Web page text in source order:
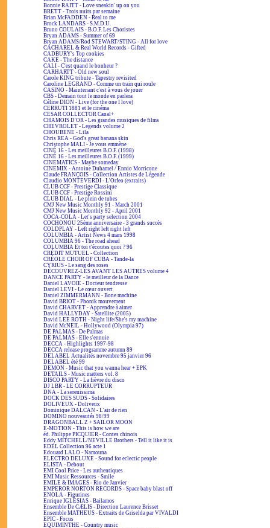
Bonnie RAITT - Love sneakin' up on you
BRETT - Trois nuits par semaine
Brian McFADDEN - Real to me
Brock LANDARS - S.M.D.U.
Bruno COULAIS - B.O.F. Les Choristes
Bryan ADAMS - Summer of 69
Bryan ADAMS/Rod STEWART/STING - All for love
CACHAREL & Real World Records - Gifted
CADBURY's Top cookies
CAKE - The distance
CALI - C'est quand le bonheur ?
CARHARTT - Old new soul
Carole KING tribute - Tapestry revisited
Caroline LEGRAND - Comme un train qui roule
CASINO - Maintenant c'est à vous de jouer
CBS - Demain tout le monde en parlera
Céline DION - Live (for the one I love)
CERRUTI 1881 et le cinéma
CESAR COLLECTOR Canal+
CHAMOIS D'OR - Les grandes musiques de films
CHEVROLET - Legends volume 2
CHOUBENE - Lila
Chris REA - God's great banana skin
Christophe MALI - Je vous emmène
CINÉ 16 - Les meilleures B.O.F. (1998)
CINÉ 16 - Les meilleures B.O.F. (1999)
CINEMATICS - Maybe someday
CINEMIX - Antoine Duhamel / Ennio Morricone
Claude FRANÇOIS - Collection Artistes de Légende
Claudio MONTEVERDI - L'Orfeo (extraits)
CLUB CCF - Prestige Classique
CLUB CCF - Prestige Rossini
CLUB DIAL - Le plein de tubes
CMJ New Music Monthly 91 - March 2001
CMJ New Music Monthly 92 - April 2001
COCA-COLA - Let's party selection 2004
COCHONOU 25ème anniversaire - 3 grands succès
COLDPLAY - Left right left right left
COLUMBIA - Artist News 4 mars 1998
COLUMBIA 96 - The road ahead
COLUMBIA Et toi t'écoutes quoi ? 96
CRÉDIT MUTUEL - Collection
CRÉOLE CHOIR OF CUBA - Tande-la
CYRIUS - Le sang des roses
DÉCOUVREZ-LES AVANT LES AUTRES volume 4
DANCE PARTY - le meilleur de la Dance
Daniel LAVOIE - Docteur tendresse
Daniel LEVI - Le cœur ouvert
Daniel ZIMMERMANN - Bone machine
David BRIOT - Phonik mouvement
David CHARVET - Apprendre à aimer
David HALLYDAY - Satellite (2005)
David LEE ROTH - Night life/She's my machine
David McNEIL - Hollywood (Olympia 97)
DE PALMAS - De Palmas
DE PALMAS - Elle s'ennuie
DECCA - Highlights 1997-98
DECCA release programme autumn 89
DELABEL Actualités novembre 95 janvier 96
DELABEL été 99
DEMON - Music that you wanna hear + EPK
DETAILS - Music matters vol. 8
DISCO PARTY - La fièvre du disco
DJ LBR - LE CORRUPTEUR
DNA - La serenissima
DOCK DES SUDS - Solidaires
DOLIVEUX - Doliveux
Dominique DALCAN - L'air de rien
DOMINO nouveautés 98/99
DRAGONBALL Z + SAILOR MOON
E-MOTION - This is how we are
éd. Philippe PICQUIER - Contes chinois
Eddy MITCHELL/NEVILLE Brothers - Tell it like it is
EDEL Collection 96 acte 1
Edouard LALO - Namouna
ELECTRO DELUXE - Sound for eclectic people
ELISTA - Debout
EMI Cool Price - Les authentiques
EMI Music Ressources - Smile
EMILE & IMAGES - Rio de Janvier
EMPEROR NORTON RECORDS - Space baby blast off
ENOLA - Figurines
Enrique IGLESIAS - Bailamos
Ensemble De CÆLIS - Direction Laurence Brisset
Ensemble MATHEUS - Extraits de Griselda par VIVALDI
EPIC - Focus
EQUIMINTHE - Country music